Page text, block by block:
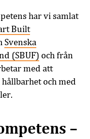
har vi samlat
Built
Svenska
(SBUF) och från
med att
och med
–